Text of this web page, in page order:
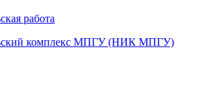
работа
комплекс МПГУ (НИК МПГУ)